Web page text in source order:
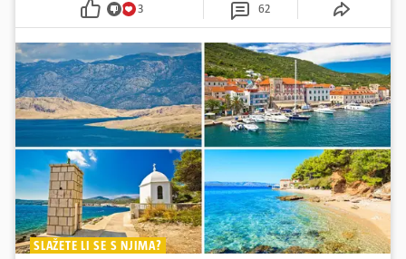
3 62
SLAŽETE LI SE S NJIMA?